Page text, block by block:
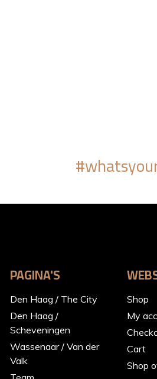
PAGINA'S
Den Haag / The City
Den Haag /
Scheveningen
Wassenaar / Van der
Valk
Shop
My
Cart
Shop